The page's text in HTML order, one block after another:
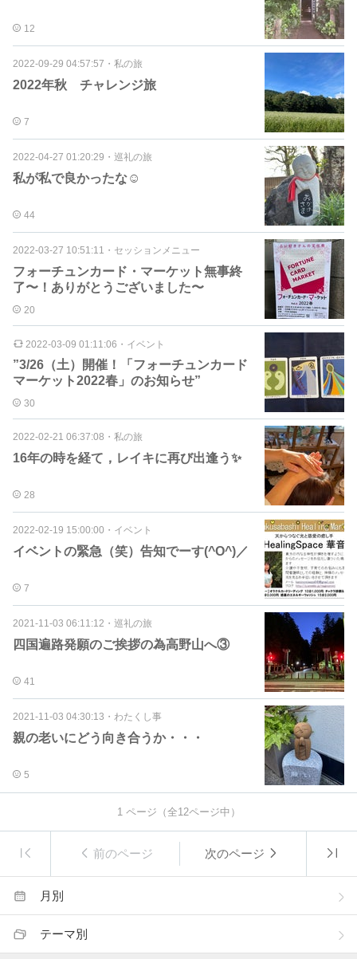
12
2022-09-29 04:57:57 ・ 私の旅
2022年秋 チャレンジ旅
7
2022-04-27 01:20:29 ・ 巡礼の旅
私が私で良かったな☺️
44
2022-03-27 10:51:11 ・ セッションメニュー
フォーチュンカード・マーケット無事終
了〜！ありがとうございました〜
20
2022-03-09 01:11:06 ・ イベント
”3/26（土）開催！「フォーチュンカード
マーケット2022春」のお知らせ”
30
2022-02-21 06:37:08 ・ 私の旅
16年の時を経て，レイキに再び出逢う✨
28
2022-02-19 15:00:00 ・ イベント
イベントの緊急（笑）告知でーす(^O^)／
7
2021-11-03 06:11:12 ・ 巡礼の旅
四国遍路発願のご挨拶の為高野山へ③
41
2021-11-03 04:30:13 ・ わたくし事
親の老いにどう向き合うか・・・
5
1ページ（全12ページ中）
前のページ 次のページ
月別
テーマ別